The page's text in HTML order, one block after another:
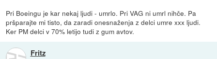
Pri Boeingu je kar nekaj ljudi - umrlo. Pri VAG ni umrl nihče. Pa
pršparajte mi tisto, da zaradi onesnaženja z delci umre xxx ljudi.
Ker PM delci v 70% letijo tudi z gum avtov.
Fritz